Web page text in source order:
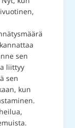
sen
liittyy
sen
kun